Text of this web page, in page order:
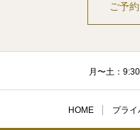
ご予
月〜土：
HOME プラ